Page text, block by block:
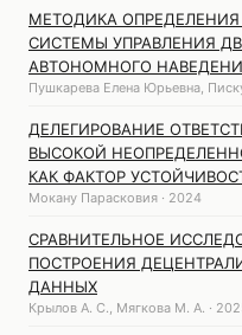
МЕТОДИКА
СИСТЕМЫ УПРАВЛЕНИЯ
АВТОНОМНОГО
Пушкарева Елена Юрьевна,
ДЕЛЕГИРОВАНИЕ
ВЫСОКОЙ
КАК ФАКТОР
Мокану Парасковия · 2024
СРАВНИТЕЛЬНОЕ
ПОСТРОЕНИЯ
ДАННЫХ
Крылов А. С., Мягкова М. А. ·